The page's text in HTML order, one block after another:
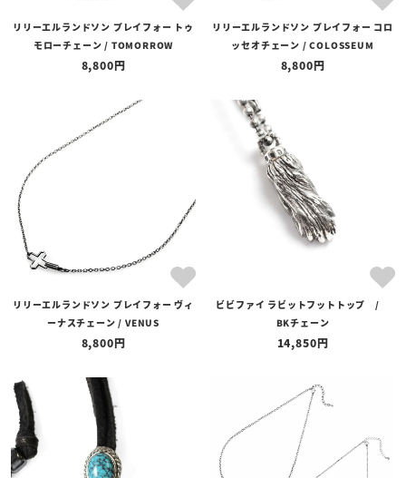
リリーエルランドソン プレイフォー トゥ
モローチェーン / TOMORROW
8,800
リリーエルランドソン プレイフォー コロ
ッセオチェーン / COLOSSEUM
8,800
リリーエルランドソン プレイフォー ヴィ
ーナスチェーン / VENUS
8,800
ビビファイ ラビットフットトップ /
BKチェーン
14,850